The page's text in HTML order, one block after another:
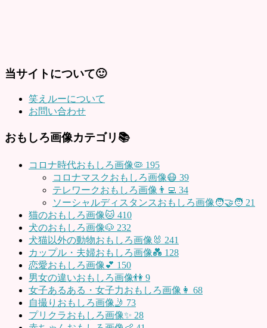
当サイトについて🙂
笑えルーについて
お問い合わせ
おもしろ画像カテゴリ📚
コロナ時代おもしろ画像🦠 195
コロナマスクおもしろ画像😷 39
テレワークおもしろ画像👨‍💻 34
ソーシャルディスタンスおもしろ画像🧑‍🤝‍🧑 21
猫のおもしろ画像🐱 410
犬のおもしろ画像🐶 232
犬猫以外の動物おもしろ画像🐰 241
カップル・夫婦おもしろ画像💑 128
恋愛おもしろ画像💕 150
男女の違いおもしろ画像👫 9
女子あるある・女子力おもしろ画像👩 68
自撮りおもしろ画像🤳 73
プリクラおもしろ画像✨ 28